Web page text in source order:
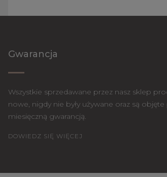
Gwarancja
Wszystkie sprzedawane przez nasz sklep
nowe, nigdy nie były używane oraz są objęte
miesięczną gwarancją.
DOWIEDZ SIĘ WIĘCEJ